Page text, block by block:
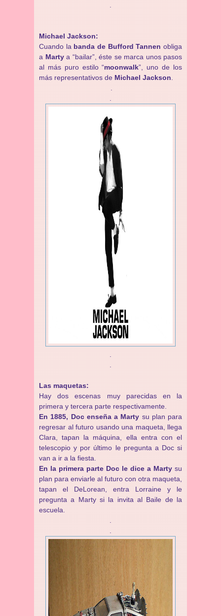
Michael Jackson:
Cuando la banda de Bufford Tannen obliga
a Martya “bailar”, éste se marca unos pasos
al más puro estilo “moonwalk”, uno de los
más representativos de Michael Jackson
Las maquetas:
Hay dos escenas muy parecidas en la
primera y tercera parte respectivamente.
En 1885, Doc enseña a Marty su plan para
regresar al futuro usando una maqueta, llega
Clara, tapan la máquina, ella entra con el
telescopio y por último le pregunta a Doc si
van a ir a la fiesta.
En la primera parte Doc le dice a Marty su
plan para enviarle al futuro con otra maqueta,
tapan el DeLorean, entra Lorraine y le
pregunta a Marty si la invita al Baile de la
escuela.